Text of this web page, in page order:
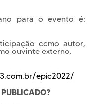
para o evento é:
como autor,
ouvinte externo.
epic2022/